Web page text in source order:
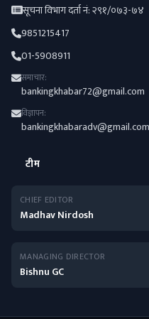
सूचना विभाग दर्ता नं: २९१/०७३-७४
9851215417
01-5908911
समाचार:
bankingkhabar72@gmail.com
विज्ञापन:
bankingkhabaradv@gmail.com
टीम
CHIEF EDITOR
Madhav Nirdosh
MANAGING DIRECTOR
Bishnu GC